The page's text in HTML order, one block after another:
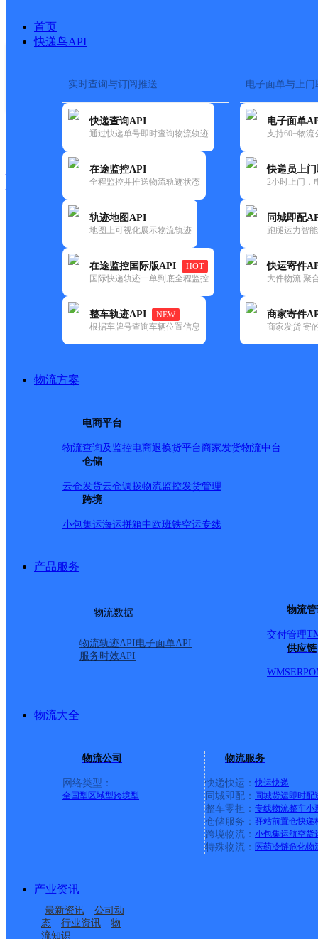
首页
快递鸟API
实时查询与订阅推送
快递查询API
通过快递单号即时查询物流轨迹
在途监控API
全程监控并推送物流轨迹状态
轨迹地图API
地图上可视化展示物流轨迹
在途监控国际版API
HOT
国际快递轨迹一单到底全程监控
整车轨迹API
NEW
根据车牌号查询车辆位置信息
电子面单与上门
电子面单
支持60+物流
快递员上
2小时上门，
同城即配
跑腿运力智
快运寄件
大件物流 聚
商家寄件
商家发货 寄
物流方案
电商平台
物流查询及监控电商退换货平台商家发货物流中台
仓储
云仓发货云仓调拨物流监控发货管理
跨境
小包集运海运拼箱中欧班铁空运专线
产品服务
物流数据
物流轨迹API电子面单API
服务时效API
物流
交付管理
供应链
WMSERP
物流大全
物流公司
网络类型：
全国型 区域型跨境型
物流服务
快递快运： 快运快递
同城即配： 同城货运即时配
整车零担： 专线物流整车小
仓储服务： 驿站前置仓快递
跨境物流： 小包集运航空货
特殊物流： 医药冷链危化物
产业资讯
最新资讯
公司动
态
行业资讯
物
流知识
快运大全 快递时效
邮政
中国邮政集团有限公司贵州省
更新时间：2021-12-03 00:00:00
所属快递：邮政国内
所属区域：贵州省-安顺市-普定县
网点地址：贵州省安顺市普定县白岩镇
网点负责人：
中国邮政集团有限公司新疆维吾尔自治区叶城县
安顺普定县营业部